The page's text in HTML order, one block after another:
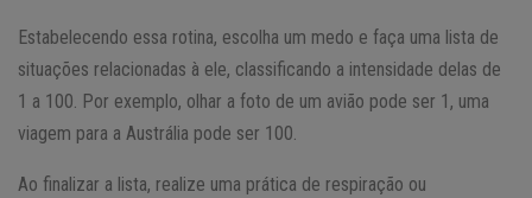
Estabelecendo essa rotina, escolha um medo e faça uma lista de
situações relacionadas à ele, classificando a intensidade delas de
1 a 100. Por exemplo, olhar a foto de um avião pode ser 1, uma
viagem para a Austrália pode ser 100.
Ao finalizar a lista, realize uma prática de respiração ou